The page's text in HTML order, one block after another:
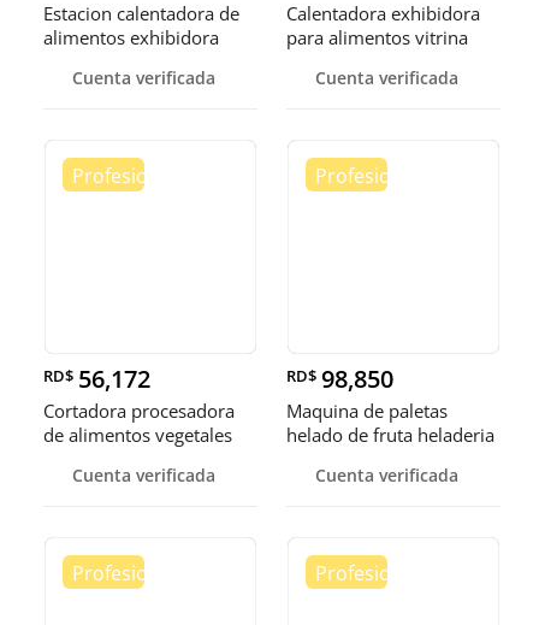
Estacion calentadora de
alimentos exhibidora
Cuenta verificada
Calentadora exhibidora
para alimentos vitrina
Cuenta verificada
RD$ 56,172
Cortadora procesadora
de alimentos vegetales
Cuenta verificada
RD$ 98,850
Maquina de paletas
helado de fruta heladeria
Cuenta verificada